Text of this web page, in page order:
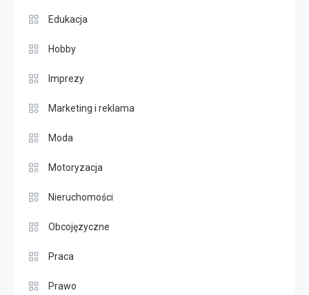
Edukacja
Hobby
Imprezy
Marketing i reklama
Moda
Motoryzacja
Nieruchomości
Obcojęzyczne
Praca
Prawo